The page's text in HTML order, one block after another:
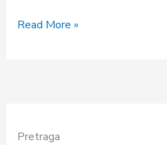
Read More »
Pretraga